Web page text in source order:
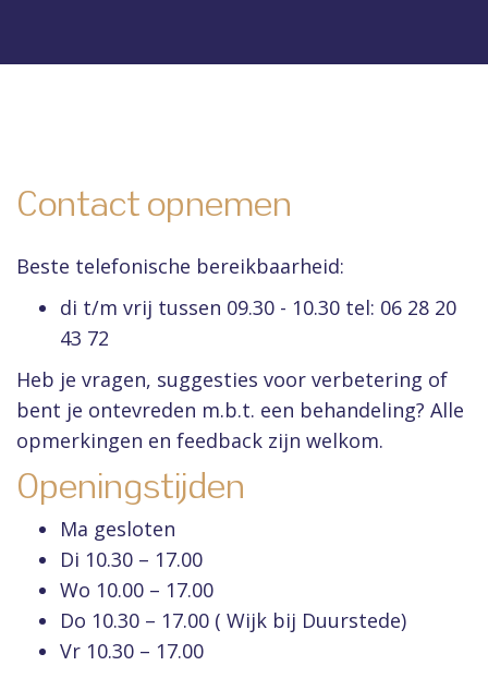
Contact opnemen
Beste telefonische bereikbaarheid:
di t/m vrij tussen 09.30 - 10.30 tel: 06 28 20
43 72
Heb je vragen, suggesties voor verbetering of
bent je ontevreden m.b.t. een behandeling? Alle
opmerkingen en feedback zijn welkom.
Openingstijden
Ma gesloten
Di 10.30 – 17.00
Wo 10.00 – 17.00
Do 10.30 – 17.00 ( Wijk bij Duurstede)
Vr 10.30 – 17.00